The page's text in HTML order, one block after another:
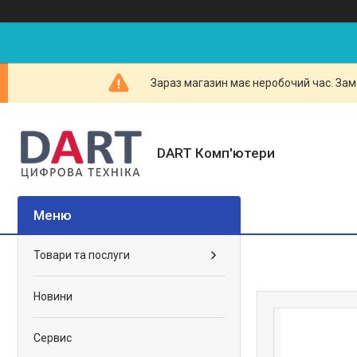
Зараз магазин має неробочий час.
DART Комп'ютери
Товари та послуги
Новини
Сервис